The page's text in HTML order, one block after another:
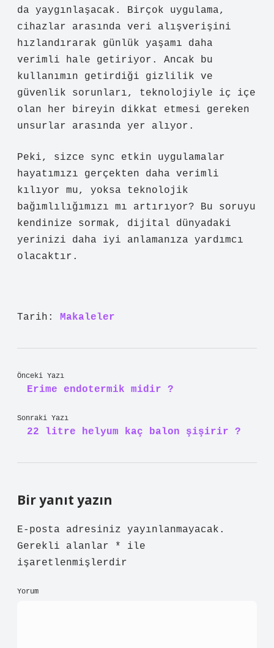
da yaygınlaşacak. Birçok uygulama,
cihazlar arasında veri alışverişini
hızlandırarak günlük yaşamı daha
verimli hale getiriyor. Ancak bu
kullanımın getirdiği gizlilik ve
güvenlik sorunları, teknolojiyle iç içe
olan her bireyin dikkat etmesi gereken
unsurlar arasında yer alıyor.
Peki, sizce sync etkin uygulamalar
hayatımızı gerçekten daha verimli
kılıyor mu, yoksa teknolojik
bağımlılığımızı mı artırıyor? Bu soruyu
kendinize sormak, dijital dünyadaki
yerinizi daha iyi anlamanıza yardımcı
olacaktır.
Tarih: Makaleler
Önceki Yazı
Erime endotermik midir ?
Sonraki Yazı
22 litre helyum kaç balon şişirir ?
Bir yanıt yazın
E-posta adresiniz yayınlanmayacak.
Gerekli alanlar
*
ile
işaretlenmişlerdir
Yorum